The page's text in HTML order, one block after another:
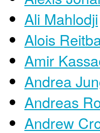
Ali Mahlodji
Alois
Amir
Andrea
Andreas
Andrew